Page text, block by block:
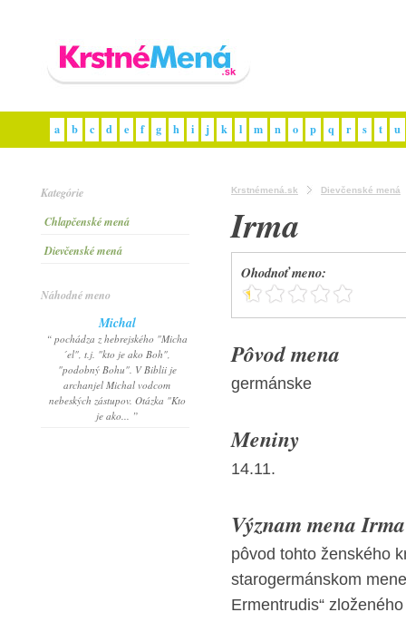
a b c d e f g h i j k l m n o p q r s t u
Kategórie
Chlapčenské mená
Dievčenské mená
Náhodné meno
Michal
“ pochádza z hebrejského "Micha
´el", t.j. "kto je ako Boh",
"podobný Bohu". V Biblii je
archanjel Michal vodcom
nebeských zástupov. Otázka "Kto
je ako... ”
Krstnémená.sk Dievčenské mená
Irma
Ohodnoť meno:
Pôvod mena
germánske
Meniny
14.11.
Význam mena
pôvod tohto ženského
starogermánskom
Ermentrudis“ zloženého